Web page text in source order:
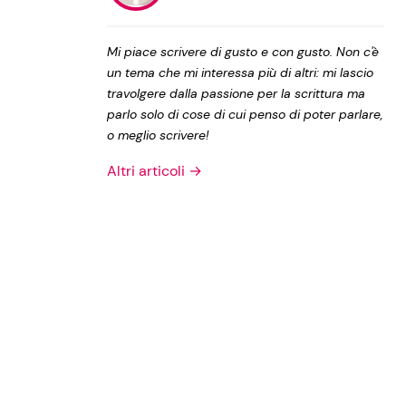
Privacy Policy
Mi piace scrivere di gusto e con gusto. Non c'è
un tema che mi interessa più di altri: mi lascio
travolgere dalla passione per la scrittura ma
parlo solo di cose di cui penso di poter parlare,
o meglio scrivere!
Altri articoli →